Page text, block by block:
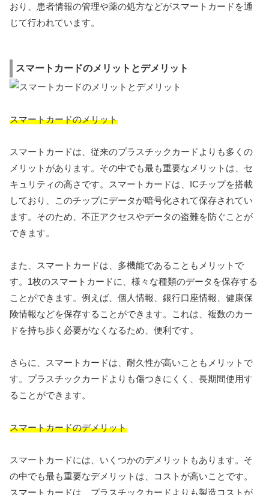
おり、患者情報の管理や薬の処方などがスマートカードを通
じて行われています。
スマートカードのメリットとデメリット
スマートカードのメリット
スマートカードは、従来のプラスチックカードよりも多くの
メリットがあります。その中でも最も重要なメリットは、セ
キュリティの高さです。スマートカードは、ICチップを搭載
しており、このチップにデータが暗号化されて保存されてい
ます。そのため、不正アクセスやデータの盗難を防ぐことが
できます。
また、スマートカードは、多機能であることもメリットで
す。1枚のスマートカードに、様々な種類のデータを保存する
ことができます。例えば、個人情報、銀行口座情報、健康保
険情報などを保存することができます。これは、複数のカー
ドを持ち歩く必要がなくなるため、便利です。
さらに、スマートカードは、耐久性が高いこともメリットで
す。プラスチックカードよりも傷つきにくく、長期間使用す
ることができます。
スマートカードのデメリット
スマートカードには、いくつかのデメリットもあります。そ
の中でも最も重要なデメリットは、コストが高いことです。
スマートカードは、プラスチックカードよりも製造コストが